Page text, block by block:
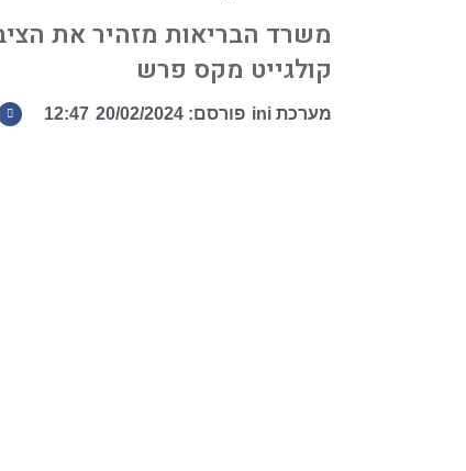
משרד הבריאות מזהיר את
קולגייט מקס פרש
מערכת ini פורסם: 12:47